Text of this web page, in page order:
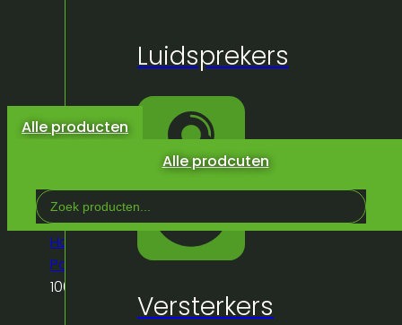
Alle prodcuten
producten
winkelwagen.
Luidsprekers
Versterkers
Alle producten
Search
...
Home
Winkel
Truss &
Podium
Podium/Stagedex/
100cm